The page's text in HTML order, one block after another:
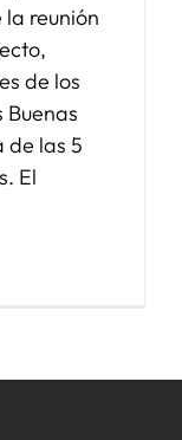
la reunión
de los
de las 5
El